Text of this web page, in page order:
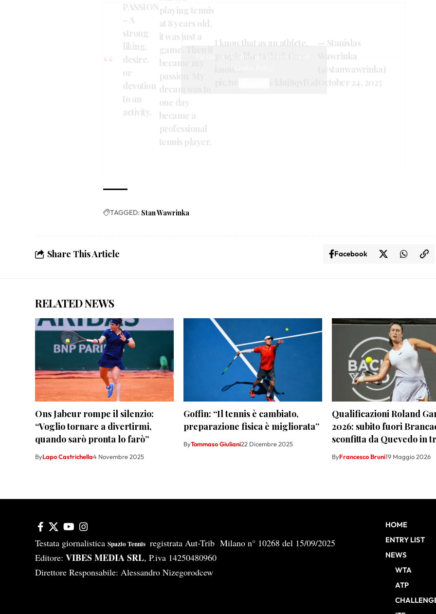
PASSION
– A
strong
liking,
desire,
or
devotion
to an
activity.
playing tennis
at 8 years old,
it was just a
game. Then it
became my
passion. My
dream was to
one day
became a
professional
tennis player.
I know that as an athlete,
people like to think they
know…
— Stanislas
Wawrinka
(@stanwawrinka)
October 24, 2025
Fai clic su "Accetto" per abilitare Twitter
TAGGED: Stan Wawrinka
Share This Article Facebook
RELATED NEWS
Ons Jabeur rompe il silenzio:
“Voglio tornare a divertirmi,
quando sarò pronta lo farò”
ByLapo Castrichella4 Novembre 2025
Goffin: “Il tennis è cambiato,
preparazione fisica è migliorata”
ByTommaso Giuliani22 Dicembre 2025
Qualificazioni Roland
2026: subito fuori
sconfitta da Quevedo in
ByFrancesco Bruni19 Maggio 2026
Testata giornalistica Spazio Tennis registrata Aut-Trib Milano n° 10268 del 15/09/2025
Editore: VIBES MEDIA SRL, P.iva 14250480960
Direttore Responsabile: Alessandro Nizegorodcew
HOME
ENTRY LIST
NEWS
WTA
ATP